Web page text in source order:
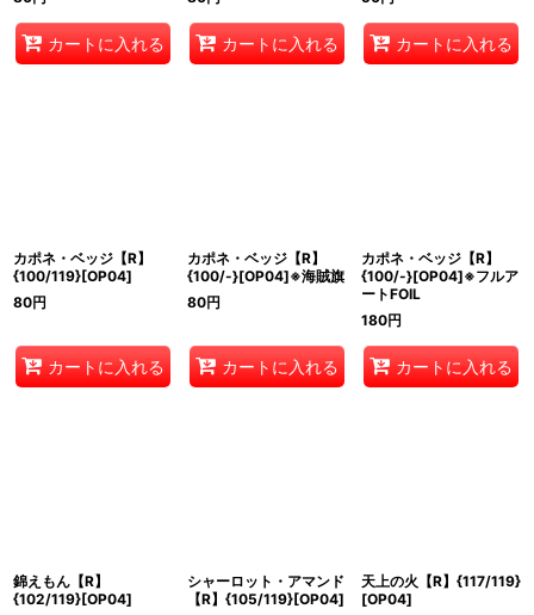
カートに入れる カートに入れる カートに入れる
カポネ・ベッジ【R】
{100/119}[OP04]
80円
カートに入れる
カポネ・ベッジ【R】
{100/-}[OP04]※海賊旗
80円
カートに入れる
カポネ・ベッジ【R】
{100/-}[OP04]※フルア
ートFOIL
180円
カートに入れる
錦えもん【R】
{102/119}[OP04]
シャーロット・アマンド
【R】{105/119}[OP04]
天上の火【R】{117/119}
[OP04]